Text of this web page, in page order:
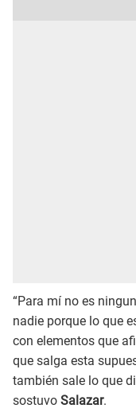
“Para mí no es
nadie porque lo que
con elementos que
que salga esta
también sale lo que
sostuvo Salazar.